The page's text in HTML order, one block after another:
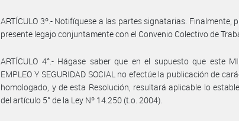
ARTÍCULO 3º.- Notifíquese a las partes signatarias. Finalmente,
presente legajo conjuntamente con el Convenio Colectivo de
ARTÍCULO 4°.- Hágase saber que en el supuesto que este
EMPLEO Y SEGURIDAD SOCIAL no efectúe la publicación de
homologado, y de esta Resolución, resultará aplicable lo
del artículo 5° de la Ley Nº 14.250 (t.o. 2004).